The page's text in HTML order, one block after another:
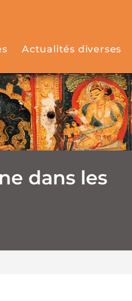
Actualités diverses
dans les